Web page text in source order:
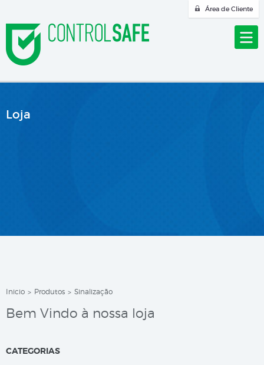
Área de Cliente
Loja
Inicio > Produtos > Sinalização
Bem Vindo à nossa loja
CATEGORIAS